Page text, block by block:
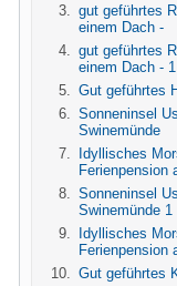
gut geführtes
einem Dach -
gut geführtes
einem Dach - 1
Gut geführtes
Sonneninsel
Swinemünde
Idyllisches
Ferienpension
Sonneninsel
Swinemünde 1
Idyllisches
Ferienpension
Gut geführtes